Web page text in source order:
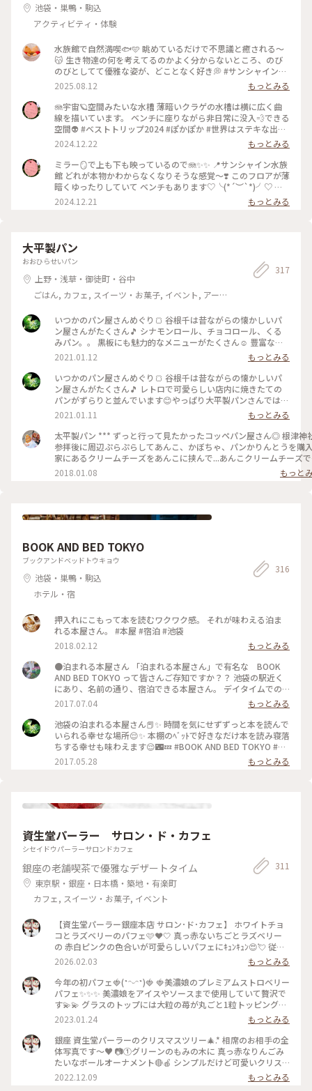
池袋・巣鴨・駒込
アクティビティ・体験
水族館で自然満喫🐟🩵 眺めているだけで不思議と癒される〜
😽 生き物達の何を考えてるのかよく分からないところ、のび
のびとしてて優雅な姿が、どことなく好き💭 #サンシャイン水
族館 #水族館 #水族館デート #池袋
2025.08.12
もっとみる
🪼宇宙🪐空間みたいな水槽 薄暗いクラゲの水槽は横に広く曲
線を描いています。 ベンチに座りながら非日常に没入💨できる
空間👽 #ベストトリップ2024 #ぽかぽか #世界はステキな出逢
いであふれてる #らんらんらん #オトナの遠足 #オトナの社会
科見学 #クラゲリフレクション #宇宙空間 #非日常 #いつまで
も眺めていたい景色
2024.12.22
もっとみる
ミラー🪞で上も下も映っているので🪼✨✨ 📍サンシャイン水族
館 どれが本物かわからなくなりそうな感覚〜❣️ このフロアが薄
暗くゆったりしていて ベンチもあります♡╰(*´︶`*)╯♡ 空
いていればじっくりベンチで 過ごすのもおススメです♪ #ベス
トトリップ2024 #ぽかぽか #世界はステキな出逢いであふれて
2024.12.21 もっとみる
大平製パン
おおひらせいパン
上野・浅草・御徒町・谷中
ごはん, カフェ, スイーツ・お菓子, イベント, アー
317
いつかのパン屋さんめぐり🍞 谷根千は昔ながらの懐かしいパ
ン屋さんがたくさん🎵 シナモンロール、チョコロール、くる
みパン。。 黒板にも魅力的なメニューがたくさん☺️ 豊富な種
類で迷っちゃいます♡ またのんきにパン屋さんめぐりしたい
なぁっ♪ #大平製パン #惣菜パン #コッペパン #昔ながら #懐か
しい #豊富な種類 #たくさん #谷根千 #谷中 #根津 #千駄木 #千
駄木のパン屋 #お散歩 #根津さんぽ #パン屋さん #パン屋さん
めぐり
2021.01.12
もっとみる
いつかのパン屋さんめぐり🍞 谷根千は昔ながらの懐かしいパ
ン屋さんがたくさん🎵 レトロで可愛らしい店内に焼きたての
パンがずらりと並んでいます😊やっぱり大平製パンさんでは惣
菜コッペパンははずせないかな😋♡ みなさんはお好きなコッ
ペパンありますか？ てくてくお散歩しながらパンを買う😊 こ
んな世の中になった今、のんきで平和だったなぁと思い返して
います😊 #大平製パン #コッペパン #昔ながら #懐かしい #レ
トロ #可愛い #惣菜パン #パン #谷中 #根津 #千駄木 #谷根千 #
2021.01.11
もっとみる
太平製パン *** ずっと行って見たかったコッペパン屋さん◎ 根津神社
参拝後に周辺ぷらぷらしてあんこ、かぼちゃ、パンかりんとうを購
家にあるクリームチーズをあんこに挟んで...あんこクリームチーズ
きます🙌🏻💓 #ことりっぷ#パン#コッペパン#パンのある生活#あんこ#
粒あん#クリームチーズ#コーヒー
2018.01.08 もっと
BOOK AND BED TOKYO
ブックアンドベッドトウキョウ
池袋・巣鴨・駒込
ホテル・宿
316
押入れにこもって本を読むワクワク感。 それが味わえる泊ま
れる本屋さん。 #本屋 #宿泊 #池袋
2018.02.12
もっとみる
●泊まれる本屋さん 「泊まれる本屋さん」で有名な BOOK
AND BED TOKYO って皆さんご存知ですか？？ 池袋の駅近く
にあり、名前の通り、宿泊できる本屋さん。 デイタイムでの
使用は13 時～17 時まで。 17 時以降は宿泊者のみの入店のよ
うです。 私も以前、デイタイムで使用したいと思い、足を運ん
だところ、14 時過ぎにはすでに満席。 断念していましたが、
先日貸切イベントの会場が、BOOK AND BED TOKYOさんだっ
たので！！！ 念願だった、泊まれる本屋さんに入れました
井までフォトジェニックなインテリア。 飲み物を飲みながら、
のスポットです♩ デイタイムで使用したい方は、ぜひオープ
わず、人気のようで。。 スタッフさんいわく、空席の情報は、
ツイッターで発信しているそうなので。。 フォローして随
時、情報をチェックしてみるのも良いかもしれません◎ ＊
BOOK AND BED TOKYO
http://bookandbedtokyo.com/tokyo/index.html
2017.07.04
もっとみる
池袋の泊まれる本屋さん📕✨ 時間を気にせずずっと本を読んで
いられる幸せな場所😌✨ 本棚のﾍﾞｯﾄで好きなだけ本を読み寝落
ちする幸せも味わえます😌🌃💤 #BOOK AND BED TOKYO #泊
まれる本屋 #非日常 #寝落ち #幸せ
2017.05.28 もっとみる
資生堂パーラー サロン・ド・カフェ
シセイドウパーラーサロンドカフェ
銀座の老舗喫茶で優雅なデザートタイム
東京駅・銀座・日本橋・築地・有楽町
カフェ, スイーツ・お菓子, イベント
311
【資生堂パーラー銀座本店 サロン･ド･カフェ】 ホワイトチョ
コとラズベリーのパフェ🩷❤️‎🤍 真っ赤ないちごとラズベリー
の 赤白ピンクの色合いが可愛らしいパフェにｷｭﾝｷｭﾝ😍💘 従姉
妹とふたりでモーニングパフェです👭 * 真っ白なリネンのテー
ブルクロスの上に カトラリーを並べてもらうところから 特別
な時間が始まります🔔\(˘͈ᵕ ˘͈♡)ஐ この幸せな時間がずーっと続
いて欲しいと願いながら ひとくちずつゆっくりと味わいまし
た😊 * シェルみたいな素敵なソファーには やっぱり座れなか
った〰️🛋⸝⸝🤣 ふたりだからもしかしてと 期待したんだけどな
ぁ👉👈 * フレッシュラズベリー、ラズベリークリーム、ラズ
ベリーシャーベット🎀💕💓💗 可愛くて甘酸っぱいラズベリー
を楽しみました💖 ほわほわの白い綿菓子がチャーミング𓈒𓂂◌𓂂𓏸
* ⚠️1月限定のパフェでしたので 現在はメニューが変わってい
ます。 2月は 岐阜県産「濃姫」、福島県産「ふくはる香」、静
岡県産「ももかベリー」、埼玉県産「べにたま」などのスペシ
2026.02.03
もっとみる
今年の初パフェ🍓(˶ᵔᵕᵔ˶)🍓 🍓美濃娘のプレミアムストロベリー
パフェ✨✨✨ 美濃娘をアイスやソースまで使用していて贅沢で
す💫💫 グラスのトップには大粒の苺が丸ごと1粒トッピング‼️
大きくぽってりとしたフォルムがなんて愛らしい🥰 美濃娘の
パフェは数量限定 岐阜県揖斐郡産の苺で果肉が真っ白で 甘さ
と酸味のバランスがとても良いのが特徴です𓏸𓂂𓈒🍓𓈒𓂂𓏸♡ * 苺の
あま〜い香りをかぎながら 幸せすぎる初パフェでした✨✨💫
✨✨ * カトラリーを並べてもらうところから 特別な時間が始ま
ります 😆💗💗 トッピングの苺が大きすぎるので、取り皿に移
してナイフで小さく切って食べました😆 資生堂パーラーさん
2023.01.24
もっとみる
銀座 資生堂パーラーのクリスマスツリー🎄.* 相席のお相手の全
体写真です〜♥️ 📷①グリーンのもみの木に 真っ赤なりんごみ
たいなボールオーナメント🔴🍎 シンプルだけど可愛いクリス
マスカラーです😊 📷②🎄.*天井まで届くほど😳‪….ᐟ‪‪‪.ᐟ‪‪‪.ᐟ‪‪‪ 📷③オー
ナメントのもうひとつは🥄 真っ赤なスプーンに資生堂の真っ
2022.12.09 もっとみる